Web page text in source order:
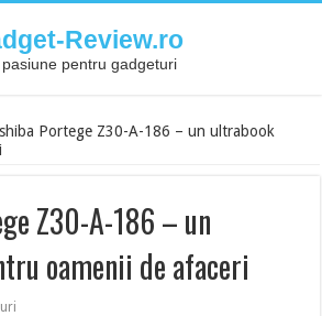
Review.ro
pasiune pentru gadgeturi
Portege Z30-A-186 – un ultrabook
Z30-A-186 – un
oamenii de afaceri